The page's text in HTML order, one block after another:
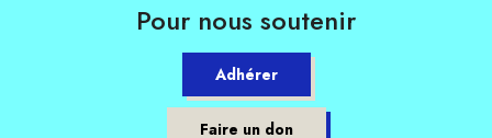
Pour nous soutenir
Adhérer
Faire un don